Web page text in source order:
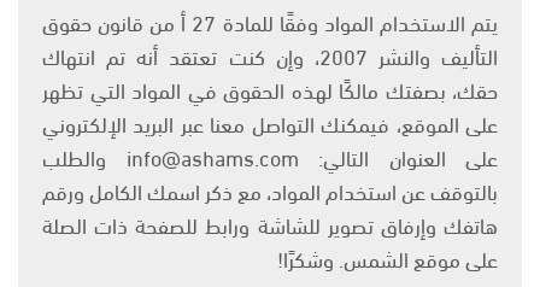
يتم الاستخدام المواد وفقًا للمادة 27 أ من قانون حقوق
التأليف والنشر 2007، وإن كنت تعتقد أنه تم انتهاك
حقك، بصفتك مالكًا لهذه الحقوق في المواد التي تظهر
على الموقع، فيمكنك التواصل معنا عبر البريد الإلكتروني
على العنوان التالي: info@ashams.com والطلب
بالتوقف عن استخدام المواد، مع ذكر اسمك الكامل ورقم
هاتفك وإرفاق تصوير للشاشة ورابط للصفحة ذات الصلة
على موقع الشمس. وشكرًا!